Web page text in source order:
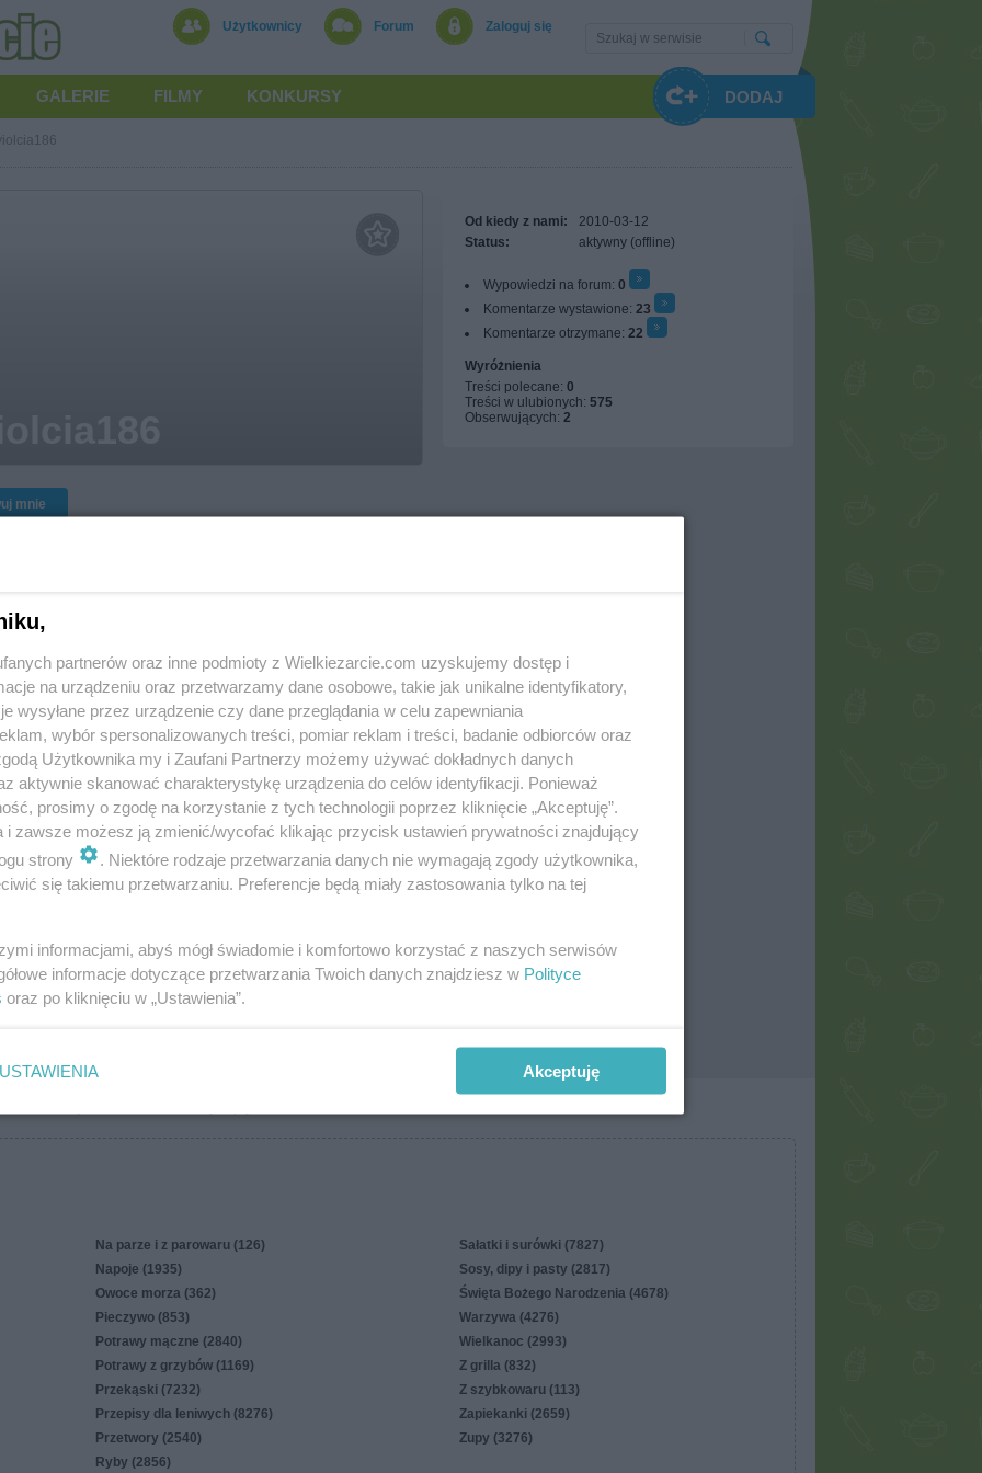
Użytkownicy Forum Zaloguj się
GALERIE FILMY KONKURSY DODAJ
mnie
orzeszki
7.7k 31 0
lody różne smaki:
"Milka", czekoladowe,
truskawkowe itd.
7.6k 53 1
violcia186
- pycha:)
30.3k 118 4
c z e
15.1k 108 2
violcia186
Od kiedy z nami:
2010-03-12
Status:
aktywny (offline)
Wypowiedzi na forum: 0
Komentarze wystawione: 23
Komentarze otrzymane: 22
Wyróżnienia
Treści polecane: 0
Treści w ulubionych: 575
Obserwujących: 2
Na parze i z parowaru (126)
Napoje (1935)
Owoce morza (362)
Pieczywo (853)
Potrawy mączne (2840)
Potrawy z grzybów (1169)
Przekąski (7232)
Przepisy dla leniwych (8276)
Przetwory (2540)
Ryby (2856)
Sałatki i surówki (7827)
Sosy, dipy i pasty (2817)
Święta Bożego Narodzenia (4678)
Warzywa (4276)
Wielkanoc (2993)
Z grilla (832)
Z szybkowaru (113)
Zapiekanki (2659)
Zupy (3276)
partnerów oraz inne podmioty z Wielkiezarcie.com uzyskujemy dostęp i
na urządzeniu oraz przetwarzamy dane osobowe, takie jak unikalne identyfikatory,
wysyłane przez urządzenie czy dane przeglądania w celu zapewniania
wybór spersonalizowanych treści, pomiar reklam i treści, badanie odbiorców oraz
Użytkownika my i Zaufani Partnerzy możemy używać dokładnych danych
aktywnie skanować charakterystykę urządzenia do celów identyfikacji. Ponieważ
prosimy o zgodę na korzystanie z tych technologii poprzez kliknięcie „Akceptuję”.
i zawsze możesz ją zmienić/wycofać klikając przycisk ustawień prywatności znajdujący
strony
. Niektóre rodzaje przetwarzania danych nie wymagają zgody użytkownika,
się takiemu przetwarzaniu. Preferencje będą miały zastosowania tylko na tej
informacjami, abyś mógł świadomie i komfortowo korzystać z naszych serwisów
informacje dotyczące przetwarzania Twoich danych znajdziesz w Polityce
oraz po kliknięciu w „Ustawienia”.
USTAWIENIA Akceptuję